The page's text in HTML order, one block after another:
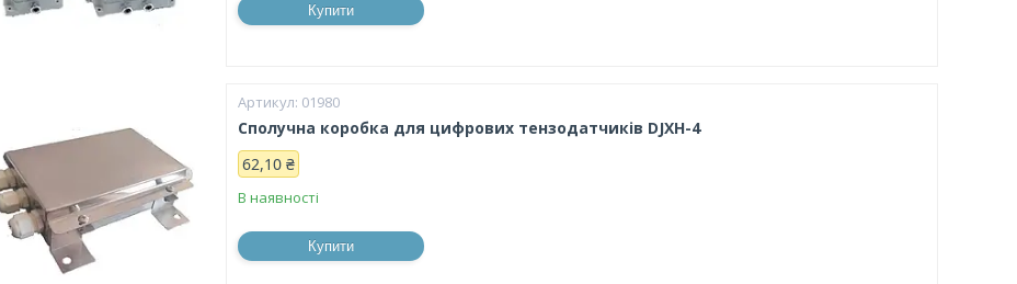
Купити
01980
Сполучна коробка для цифрових тензодатчиків DJXH-4
62,10 ₴
В наявності
Купити